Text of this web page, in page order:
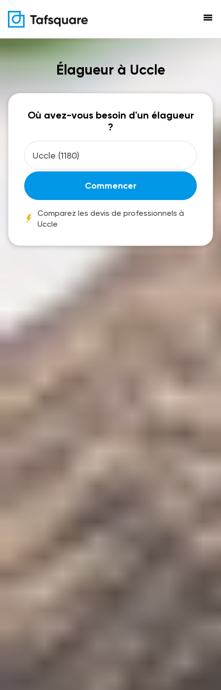
menu
Élagueur à Uccle
Où avez-vous besoin d'un élagueur
?
Commencer
Comparez les devis de professionnels à
Uccle